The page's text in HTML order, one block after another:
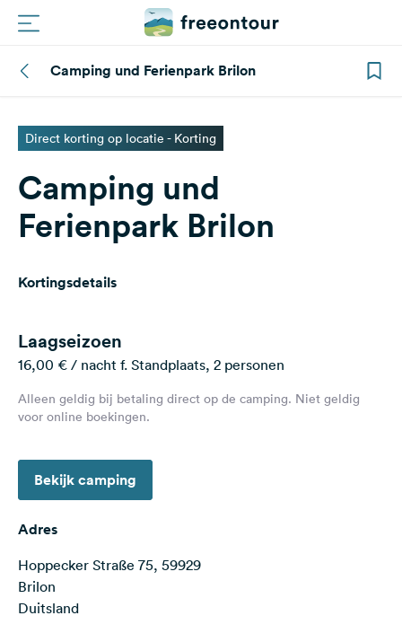
Routes
Campings
Magazine
Partners
Registreren
Nieuwsbrief
Vragen &
Feedback
Nederlands
Volg
op
social
media
Camping und Ferienpark Brilon
Direct korting op locatie - Korting
Camping und
Ferienpark Brilon
Kortingsdetails
Laagseizoen
16,00 € / nacht f. Standplaats, 2 personen
Alleen geldig bij betaling direct op de camping. Niet geldig
voor online boekingen.
Bekijk camping
Adres
Hoppecker Straße 75, 59929
Brilon
Duitsland